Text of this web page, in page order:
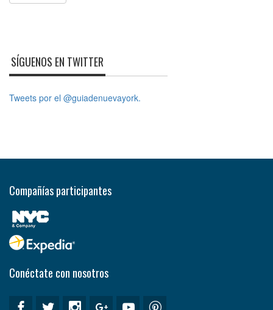
SÍGUENOS EN TWITTER
Tweets por el @guiadenuevayork.
Compañías participantes
Conéctate con nosotros